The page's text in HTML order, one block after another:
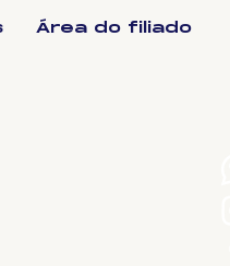
Área do filiado